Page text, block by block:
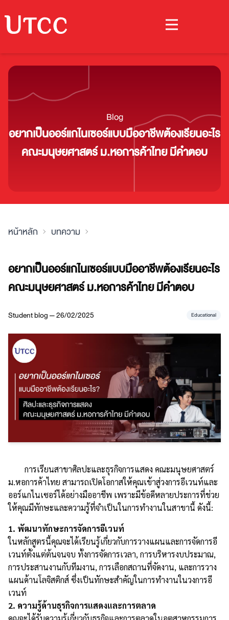
Blog
อยากเป็นออร์แกไนเซอร์แบบมืออาชีพต้องเรียนอะไร
คณะมนุษยศาสตร์ ม.หอการค้าไทย มีคำตอบ
หน้าหลัก บทความ
อยากเป็นออร์แกไนเซอร์แบบมืออาชีพต้องเรียนอะไร
คณะมนุษยศาสตร์ ม.หอการค้าไทย มีคำตอบ
Student blog — 26/02/2025 Educational
การเรียนสาขาศิลปะและธุรกิจการแสดง คณะมนุษยศาสตร์
ม.หอการค้าไทย สามารถเปิดโอกาสให้คุณเข้าสู่วงการอีเวนท์และ
ออร์แกไนเซอร์ได้อย่างมืออาชีพ เพราะมีข้อดีหลายประการที่ช่วย
ให้คุณมีทักษะและความรู้ที่จำเป็นในการทำงานในสาขานี้ ดังนี้:
1. พัฒนาทักษะการจัดการอีเวนท์
ในหลักสูตรนี้คุณจะได้เรียนรู้เกี่ยวกับการวางแผนและการจัดการอี
เวนท์ตั้งแต่ต้นจนจบ ทั้งการจัดการเวลา, การบริหารงบประมาณ,
การประสานงานกับทีมงาน, การเลือกสถานที่จัดงาน, และการวาง
แผนด้านโลจิสติกส์ ซึ่งเป็นทักษะสำคัญในการทำงานในวงการอี
เวนท์
2. ความรู้ด้านธุรกิจการแสดงและการตลาด